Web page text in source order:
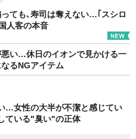
ても､寿司は奪えない…｢スシロ
人客の本音
悪い…休日のイオンで見かける一
るNGアイテム
…女性の大半が不潔と感じてい
ている"臭い"の正体